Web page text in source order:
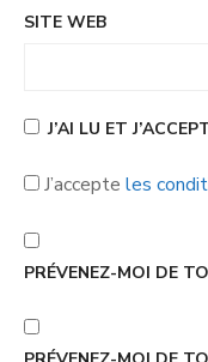
SITE WEB
J’AI LU ET
J’accepte les
PRÉVENEZ-MOI DE